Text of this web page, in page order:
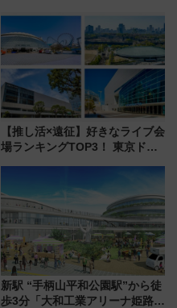
【推し活×遠征】好きなライブ会
場ランキングTOP3！ 東京ドー
場に何を求める？
新駅 “手柄山平和公園駅”から徒
歩3分「大和工業アリーナ姫路」